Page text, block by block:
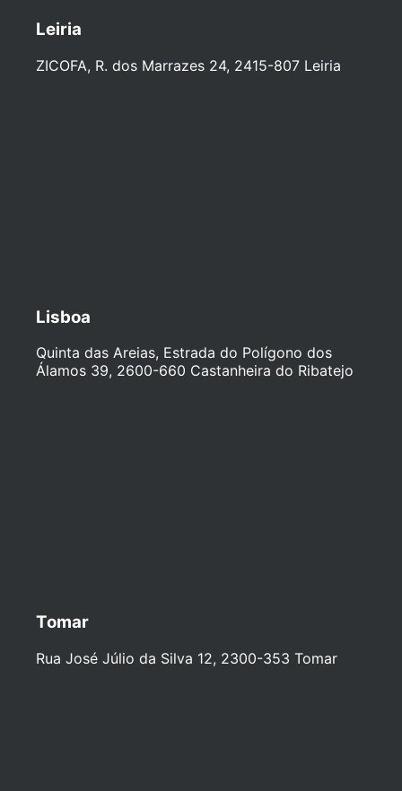
Leiria
ZICOFA, R. dos Marrazes 24, 2415-807 Leiria
Lisboa
Quinta das Areias, Estrada do Polígono dos
Álamos 39, 2600-660 Castanheira do Ribatejo
Tomar
Rua José Júlio da Silva 12, 2300-353 Tomar